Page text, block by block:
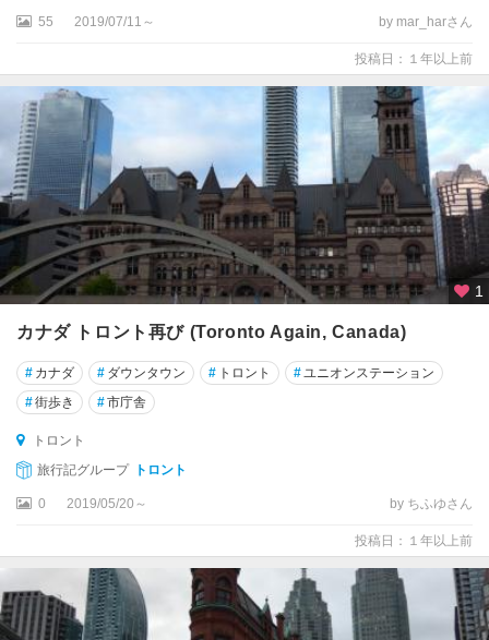
ス
ー
ガ
モ
ー
チ
ャ
ー
チ
ル
フ
ィ
ノ
・
ヴ
ィ
55 2019/07/11～ by mar_harさん
投稿日：１年以上前
1
カナダ トロント再び (Toronto Again, Canada)
# カナダ # ダウンタウン # トロント #ユニオンステーション
#街歩き #市庁舎
トロント
旅行記グループ
トロント
0 2019/05/20～ by ちふゆさん
投稿日：１年以上前